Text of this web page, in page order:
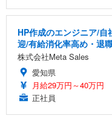
HP作成のエンジニア/
迎/有給消化率高め・退
株式会社Meta Sales
愛知県
月給29万円～40万円
正社員